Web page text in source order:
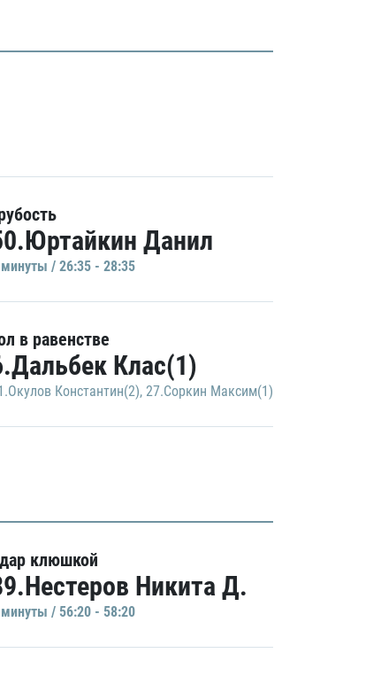
Данил
/ 26:35 - 28:35
в равенстве
Клас(1)
Константин(2), 27.Соркин Максим(1)
клюшкой
Никита Д.
/ 56:20 - 58:20